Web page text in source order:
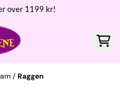
over 1199 kr!
/Raggen